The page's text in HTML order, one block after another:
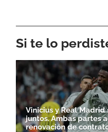
Si te lo
Vinicius y Real Madrid
juntos. Ambas partes
renovación de